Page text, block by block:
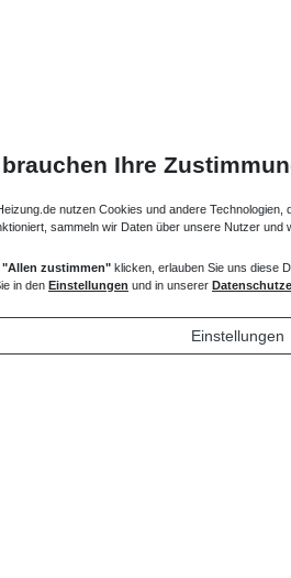
brauchen Ihre
nutzen Cookies und andere
sammeln wir Daten über unsere Nutzer und
"Allen zustimmen" klicken, erlauben Sie uns diese
in den Einstellungen und in unserer
Einstellungen